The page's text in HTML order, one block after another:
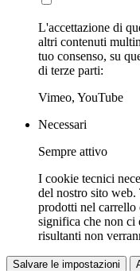
L'accettazione di
altri contenuti
tuo consenso, su
di terze parti:
Vimeo, YouTube
Necessari
Sempre attivo
I cookie tecnici
del nostro sito web.
prodotti nel carrello
significa che non ci
risultanti non
Salvare le impostazioni